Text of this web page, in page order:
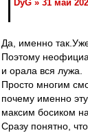
DyG » 31 май
Да, именно
Поэтому
и орала вся лужа.
Просто многим
почему именно
максим босиком
Сразу понятно,